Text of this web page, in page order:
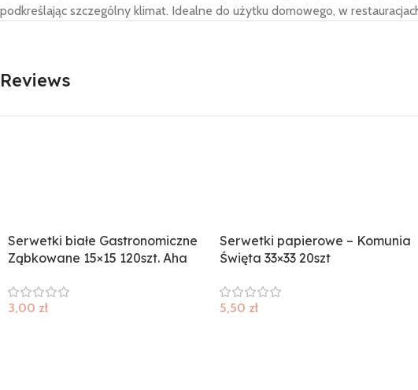
podkreślając szczególny klimat. Idealne do użytku domowego, w
Reviews
Serwetki białe Gastronomiczne
Ząbkowane 15×15 120szt. Aha
3,00 zł
Serwetki papierowe – Komunia
Święta 33×33 20szt
5,50 zł